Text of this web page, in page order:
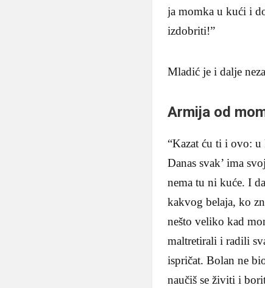
ja momka u kući i
izdobriti!”
Mladić je i dalje
Armija od
“Kazat ću ti i ovo: u
Danas svak’ ima
nema tu ni kuće. I
kakvog belaja, ko
nešto veliko kad
maltretirali i radili
ispričat. Bolan ne
naučiš se živiti i